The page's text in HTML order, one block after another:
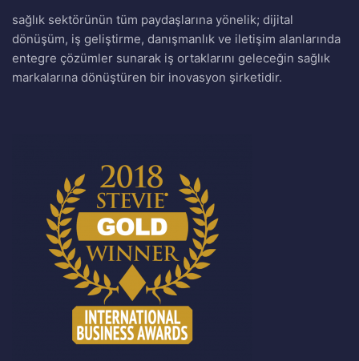
sağlık sektörünün tüm paydaşlarına yönelik; dijital
dönüşüm, iş geliştirme, danışmanlık ve iletişim alanlarında
entegre çözümler sunarak iş ortaklarını geleceğin sağlık
markalarına dönüştüren bir inovasyon şirketidir.